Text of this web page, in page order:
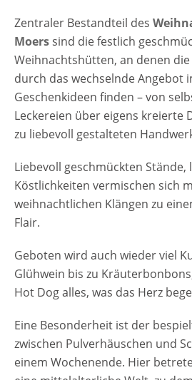
Zentraler Bestandteil des
Moerssind die festlich
Weihnachtshütten, an denen
durch das wechselnde Angebot
Geschenkideen finden – von
Leckereien über eigens kreierte
zu liebevoll gestalteten
Liebevoll geschmückten Stände,
Köstlichkeiten vermischen sich
weihnachtlichen Klängen zu
Flair.
Geboten wird auch wieder viel
Glühwein bis zu
Hot Dog alles, was das Herz
Eine Besonderheit ist der
zwischen Pulverhäuschen und
einem Wochenende. Hier